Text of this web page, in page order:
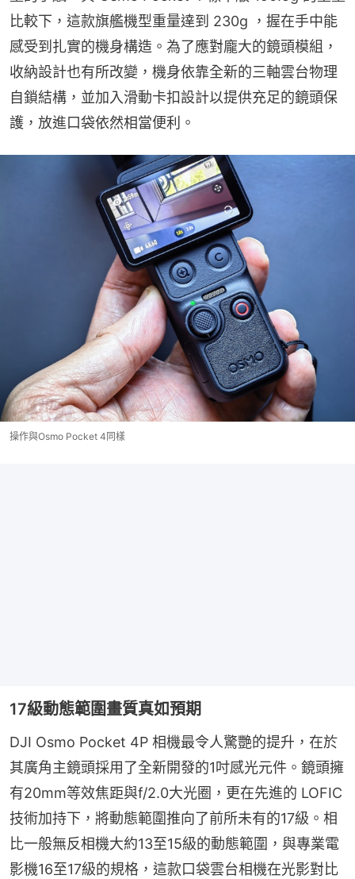
比較下，這款旗艦機型重量達到 230g ，握在手中能
感受到扎實的機身構造。為了應對龐大的鏡頭模組，
收納設計也有所改變，機身依靠全新的三軸雲台物理
自鎖結構，並加入滑動卡扣設計以提供充足的鏡頭保
護，放進口袋依然相當便利。
操作與Osmo Pocket 4同樣
17級動態範圍畫質真如預期
DJI Osmo Pocket 4P 相機最令人驚艷的提升，在於
其廣角主鏡頭採用了全新開發的1吋感光元件。鏡頭擁
有20mm等效焦距與f/2.0大光圈，更在先進的 LOFIC
技術加持下，將動態範圍推向了前所未有的17級。相
比一般無反相機大約13至15級的動態範圍，與專業電
影機16至17級的規格，這款口袋雲台相機在光影對比